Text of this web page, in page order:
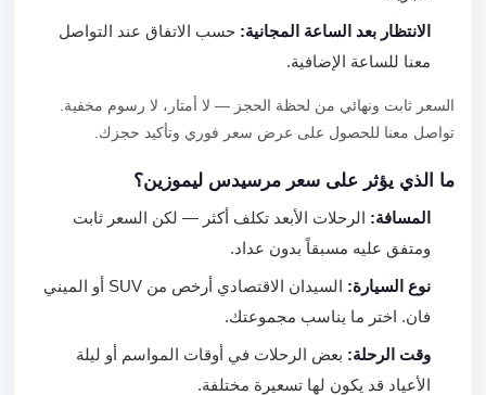
الانتظار بعد الساعة المجانية:حسب الاتفاق عند التواصل
معنا للساعة الإضافية.
السعر ثابت ونهائي من لحظة الحجز — لا أمتار، لا رسوم مخفية.
تواصل معنا للحصول على عرض سعر فوري وتأكيد حجزك.
ما الذي يؤثر على سعر مرسيدس ليموزين؟
المسافة:الرحلات الأبعد تكلف أكثر — لكن السعر ثابت
ومتفق عليه مسبقاً بدون عداد.
نوع السيارة:
السيدان الاقتصادي أرخص من SUV أو الميني
فان. اختر ما يناسب مجموعتك.
وقت الرحلة:بعض الرحلات في أوقات المواسم أو ليلة
الأعياد قد يكون لها تسعيرة مختلفة.